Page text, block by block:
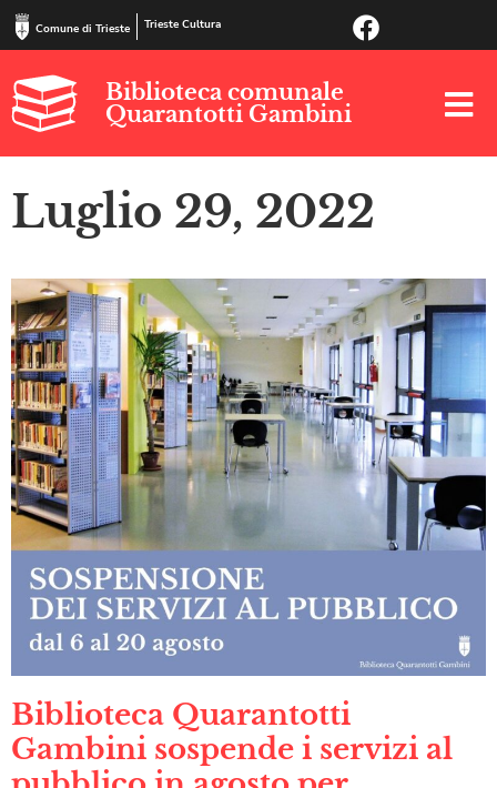
Comune di Trieste Trieste Cultura
Biblioteca comunale
Quarantotti Gambini
Luglio 29, 2022
Biblioteca Quarantotti
Gambini sospende i servizi al